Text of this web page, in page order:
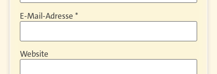
E-Mail-Adresse *
Website